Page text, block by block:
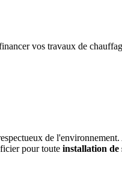
vos travaux de
de
pour toute installation de